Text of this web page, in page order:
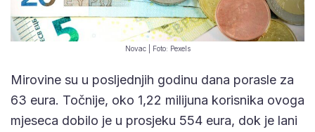
Novac | Foto: Pexels
Mirovine su u posljednjih godinu dana porasle za
63 eura. Točnije, oko 1,22 milijuna korisnika ovoga
mjeseca dobilo je u prosjeku 554 eura, dok je lani